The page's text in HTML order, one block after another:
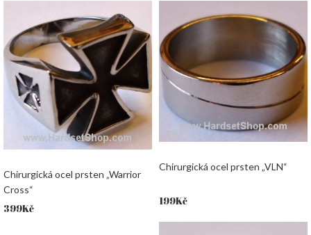
Chirurgická ocel prsten „Warrior
Cross“
399Kč
Chirurgická ocel prsten „VLN“
199Kč